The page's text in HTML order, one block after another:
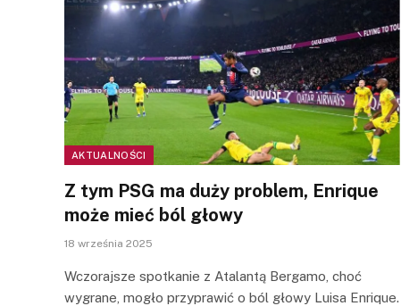
AKTUALNOŚCI
Z tym PSG ma duży problem, Enrique
może mieć ból głowy
18 września 2025
Wczorajsze spotkanie z Atalantą Bergamo, choć
wygrane, mogło przyprawić o ból głowy Luisa Enrique.